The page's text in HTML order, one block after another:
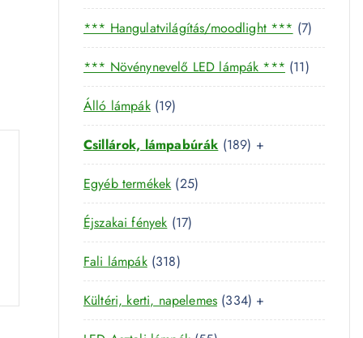
5
t
e
r
k
*** Hangulatvilágítás/moodlight *** 77
t
e
r
*** Növénynevelő LED lámpák *** 111
1
e
Álló lámpák 191
9
t
e
r
m
é
k
Csillárok, lámpabúrák 1891
8
t
é
k
+
Egyéb termékek 252
5
e
Éjszakai fények 171
7
e
r
m
Fali lámpák 3183
1
8
t
Kültéri, kerti, napelemes 3343
3
+